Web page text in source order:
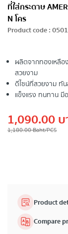
ที่ใส่กระดาษ
N โคร
Product code:
ผลิตจากทองเหลื
สวยงาม
ดีไซน์ที่สวยงาม ทั
แข็งแรง ทนทาน มี
1,090.00
1,180.00Baht/PCS
Product
Compare